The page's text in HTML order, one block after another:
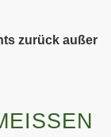
zurück außer